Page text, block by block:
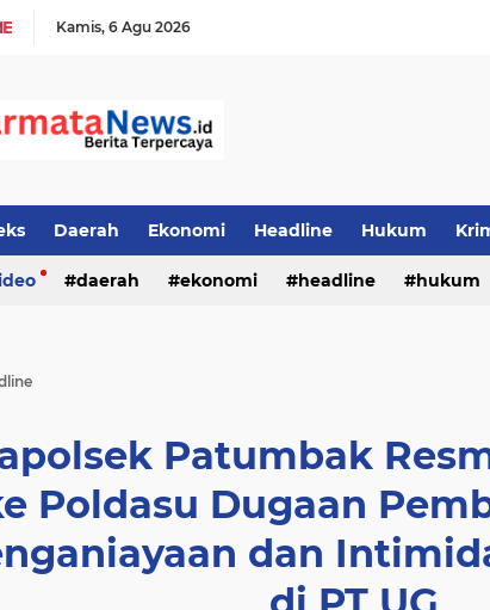
Kamis 6 Agu 2026
Daerah Ekonomi Headline Hukum
daerah ekonomi headline hukum
Patumbak
Poldasu Dugaan
dan